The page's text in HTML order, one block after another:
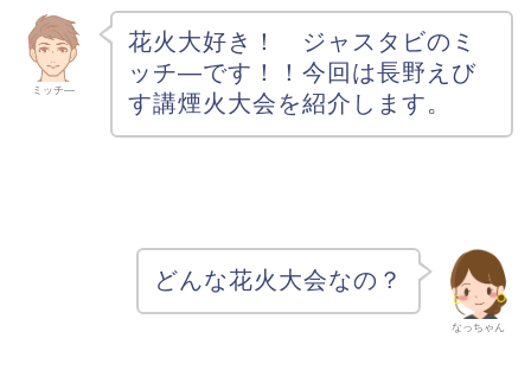
ミッチ―
花火大好き！ ジャスタビのミ
ッチ―です！
！今回は長野えび
す講煙火大会を紹介します。
なっちゃん
どんな花火大会なの？